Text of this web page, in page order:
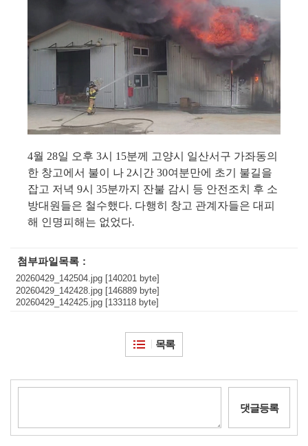
4월 28일 오후 3시 15분께 고양시 일산서구 가좌동의
한 창고에서 불이 나 2시간 30여분만에 초기 불길을
잡고 저녁 9시 35분까지 잔불 감시 등 안전조치 후 소
방대원들은 철수했다. 다행히 창고 관계자들은 대피
해 인명피해는 없었다.
첨부파일목록
20260429_142504.jpg [140201 byte]
20260429_142428.jpg [146889 byte]
20260429_142425.jpg [133118 byte]
목록
댓글등록